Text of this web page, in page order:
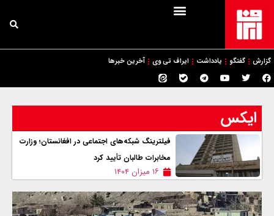
گزارش گفتگو یادداشت ایراف تی وی آخرین خبرها
ایکس
فیلترینگ شبکه‌های اجتماعی در افغانستان؛ وزارت
مخابرات طالبان تأیید کرد
۱۶ میزان ۱۴۰۴